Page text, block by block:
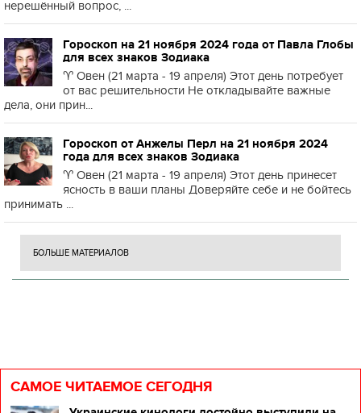
нерешённый вопрос, ...
Гороскоп на 21 ноября 2024 года от Павла Глобы
для всех знаков Зодиака
♈️ Овен (21 марта - 19 апреля) Этот день потребует
от вас решительности Не откладывайте важные
дела, они прин...
Гороскоп от Анжелы Перл на 21 ноября 2024
года для всех знаков Зодиака
♈️ Овен (21 марта - 19 апреля) Этот день принесет
ясность в ваши планы Доверяйте себе и не бойтесь
принимать ...
БОЛЬШЕ МАТЕРИАЛОВ
САМОЕ ЧИТАЕМОЕ СЕГОДНЯ